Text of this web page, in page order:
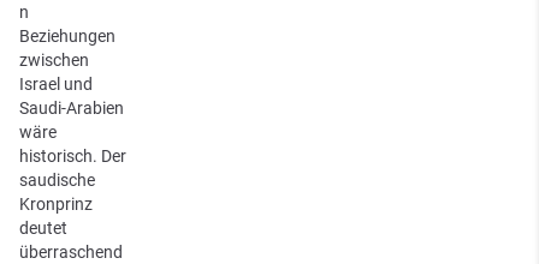
n
Beziehungen
zwischen
Israel und
Saudi-Arabien
wäre
historisch. Der
saudische
Kronprinz
deutet
überraschend